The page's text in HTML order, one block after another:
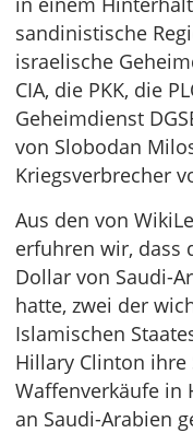
sandinistische
israelische
CIA, die PKK, die
Geheimdienst
von Slobodan
Kriegsverbrecher
Aus den von
erfuhren wir, dass
Dollar von Saudi-
hatte, zwei der
Islamischen
Hillary Clinton ihre
Waffenverkäufe in
an Saudi-Arabien